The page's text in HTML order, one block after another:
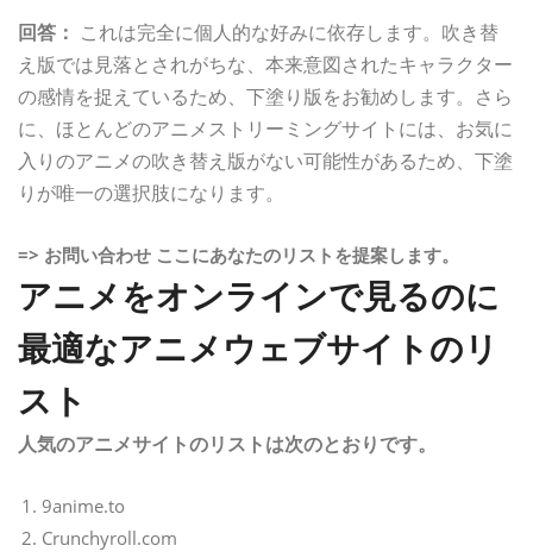
回答： これは完全に個人的な好みに依存します。吹き替
え版では見落とされがちな、本来意図されたキャラクター
の感情を捉えているため、下塗り版をお勧めします。さら
に、ほとんどのアニメストリーミングサイトには、お気に
入りのアニメの吹き替え版がない可能性があるため、下塗
りが唯一の選択肢になります。
=> お問い合わせ ここにあなたのリストを提案します。
アニメをオンラインで見るのに
最適なアニメウェブサイトのリ
スト
人気のアニメサイトのリストは次のとおりです。
9anime.to
Crunchyroll.com